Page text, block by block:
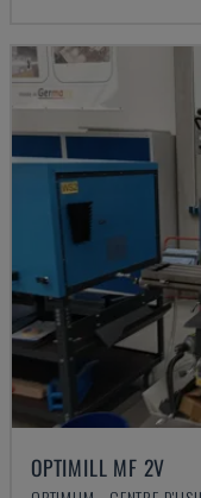
OPTIMILL MF 2V